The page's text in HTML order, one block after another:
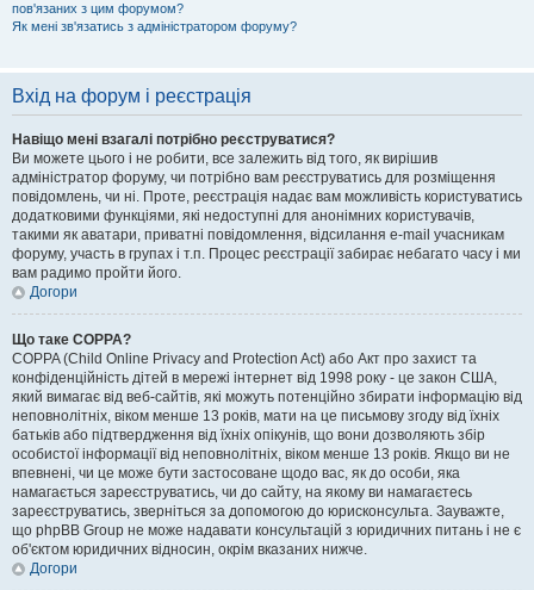
пов'язаних з цим форумом?
Як мені зв'язатись з адміністратором форуму?
Вхід на форум і реєстрація
Навіщо мені взагалі потрібно реєструватися?
Ви можете цього і не робити, все залежить від того, як вирішив
адміністратор форуму, чи потрібно вам реєструватись для розміщення
повідомлень, чи ні. Проте, реєстрація надає вам можливість користуватись
додатковими функціями, які недоступні для анонімних користувачів,
такими як аватари, приватні повідомлення, відсилання e-mail учасникам
форуму, участь в групах і т.п. Процес реєстрації забирає небагато часу і ми
вам радимо пройти його.
Догори
Що таке COPPA?
COPPA (Child Online Privacy and Protection Act) або Акт про захист та
конфіденційність дітей в мережі інтернет від 1998 року - це закон США,
який вимагає від веб-сайтів, які можуть потенційно збирати інформацію від
неповнолітніх, віком менше 13 років, мати на це письмову згоду від їхніх
батьків або підтвердження від їхніх опікунів, що вони дозволяють збір
особистої інформації від неповнолітніх, віком менше 13 років. Якщо ви не
впевнені, чи це може бути застосоване щодо вас, як до особи, яка
намагається зареєструватись, чи до сайту, на якому ви намагаєтесь
зареєструватись, зверніться за допомогою до юрисконсульта. Зауважте,
що phpBB Group не може надавати консультацій з юридичних питань і не є
об'єктом юридичних відносин, окрім вказаних нижче.
Догори